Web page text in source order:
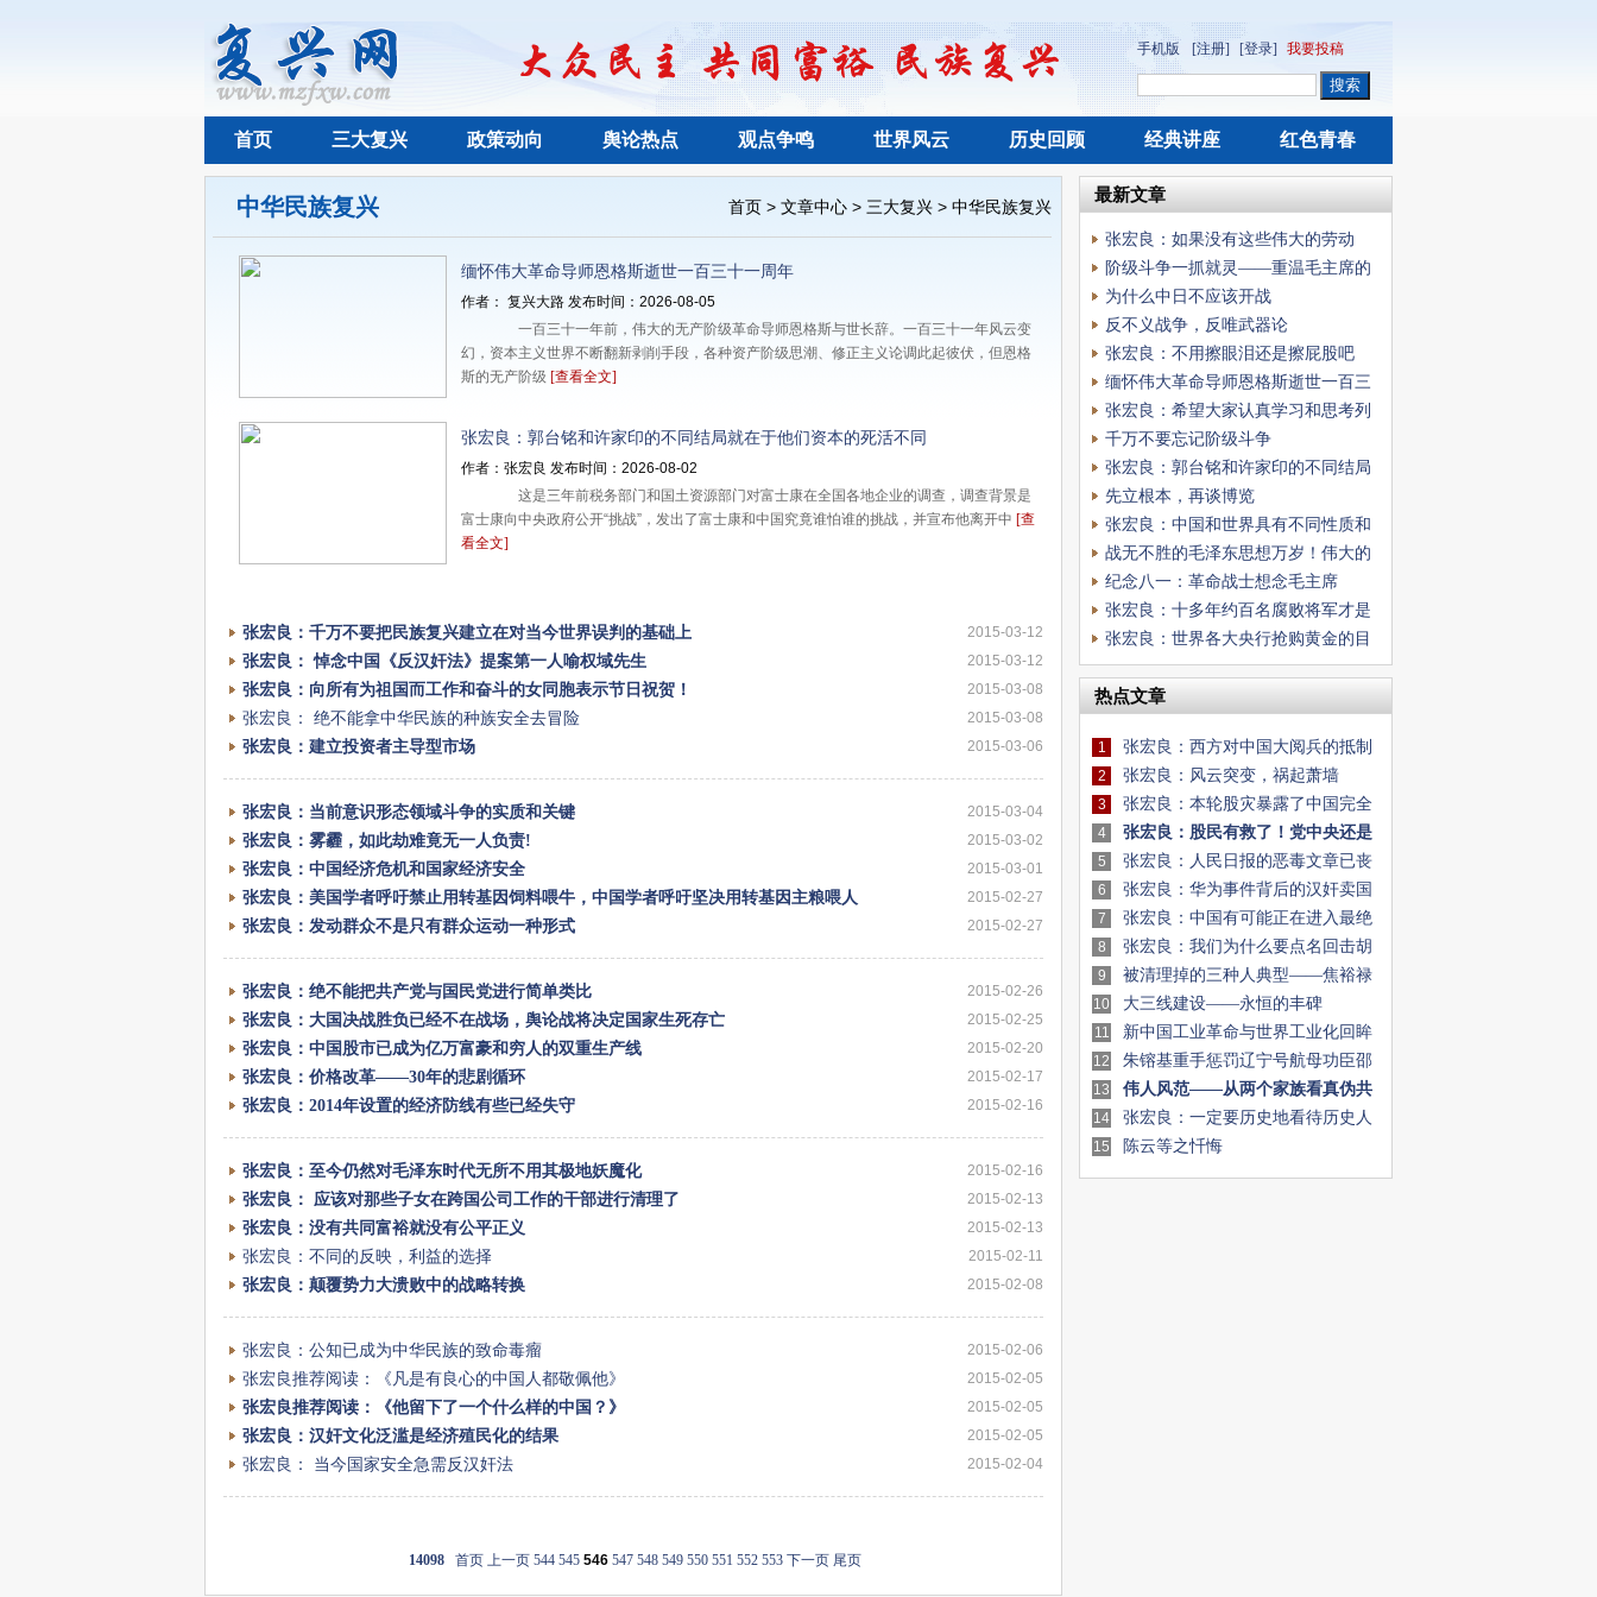
手机版 [注册] [登录] 我要投稿
首页 三大复兴 政策动向 舆论热点 观点争鸣 世界风云 历史回顾 经典讲座 红色青春
中华民族复兴 首页 > 文章中心 > 三大复兴 > 中华民族复兴
缅怀伟大革命导师恩格斯逝世一百三十一周年
作者： 复兴大路 发布时间：2026-08-05
一百三十一年前，伟大的无产阶级革命导师恩格斯与世长辞。一百三十一年风云变
幻，资本主义世界不断翻新剥削手段，各种资产阶级思潮、修正主义论调此起彼伏，但恩格
斯的无产阶级 [查看全文]
张宏良：郭台铭和许家印的不同结局就在于他们资本的死活不同
作者：张宏良 发布时间：2026-08-02
这是三年前税务部门和国土资源部门对富士康在全国各地企业的调查，调查背景是
富士康向中央政府公开“挑战”，发出了富士康和中国究竟谁怕谁的挑战，并宣布他离开中 [查
看全文]
2015-03-12
张宏良：千万不要把民族复兴建立在对当今世界误判的基础上
2015-03-12
张宏良： 悼念中国《反汉奸法》提案第一人喻权域先生
2015-03-08
张宏良：向所有为祖国而工作和奋斗的女同胞表示节日祝贺！
2015-03-08
张宏良： 绝不能拿中华民族的种族安全去冒险
2015-03-06
张宏良：建立投资者主导型市场
2015-03-04
张宏良：当前意识形态领域斗争的实质和关键
2015-03-02
张宏良：雾霾，如此劫难竟无一人负责!
2015-03-01
张宏良：中国经济危机和国家经济安全
2015-02-27
张宏良：美国学者呼吁禁止用转基因饲料喂牛，中国学者呼吁坚决用转基因主粮喂人
2015-02-27
张宏良：发动群众不是只有群众运动一种形式
2015-02-26
张宏良：绝不能把共产党与国民党进行简单类比
2015-02-25
张宏良：大国决战胜负已经不在战场，舆论战将决定国家生死存亡
2015-02-20
张宏良：中国股市已成为亿万富豪和穷人的双重生产线
2015-02-17
张宏良：价格改革——30年的悲剧循环
2015-02-16
张宏良：2014年设置的经济防线有些已经失守
2015-02-16
张宏良：至今仍然对毛泽东时代无所不用其极地妖魔化
2015-02-13
张宏良： 应该对那些子女在跨国公司工作的干部进行清理了
2015-02-13
张宏良：没有共同富裕就没有公平正义
2015-02-11
张宏良：不同的反映，利益的选择
2015-02-08
张宏良：颠覆势力大溃败中的战略转换
2015-02-06
张宏良：公知已成为中华民族的致命毒瘤
2015-02-05
张宏良推荐阅读：《凡是有良心的中国人都敬佩他》
2015-02-05
张宏良推荐阅读：《他留下了一个什么样的中国？》
2015-02-05
张宏良：汉奸文化泛滥是经济殖民化的结果
2015-02-04
张宏良： 当今国家安全急需反汉奸法
14098 首页 上一页 544 545 546 547 548 549 550 551 552 553 下一页 尾页
最新文章
张宏良：如果没有这些伟大的劳动
者，中国早已不是人
阶级斗争一抓就灵——重温毛主席的
伟大思想
为什么中日不应该开战
反不义战争，反唯武器论
张宏良：不用擦眼泪还是擦屁股吧
缅怀伟大革命导师恩格斯逝世一百三
十一周年
张宏良：希望大家认真学习和思考列
宁对当时俄国“
千万不要忘记阶级斗争
张宏良：郭台铭和许家印的不同结局
就在于他们资本
先立根本，再谈博览
张宏良：中国和世界具有不同性质和
发展方向的两种
战无不胜的毛泽东思想万岁！伟大的
中国人民解放军
纪念八一：革命战士想念毛主席
张宏良：十多年约百名腐败将军才是
中日战争的心头
张宏良：世界各大央行抢购黄金的目
的是把货币变成
热点文章
1 张宏良：西方对中国大阅兵的抵制
该让中国人清
2 张宏良：风云突变，祸起萧墙
3 张宏良：本轮股灾暴露了中国完全
是待宰羔羊
4 张宏良：股民有救了！党中央还是
清醒的！
5 张宏良：人民日报的恶毒文章已丧
尽天良
6 张宏良：华为事件背后的汉奸卖国
势力
7 张宏良：中国有可能正在进入最绝
望也是最有希
8 张宏良：我们为什么要点名回击胡
锡进
9 被清理掉的三种人典型——焦裕禄
的亲密战友
10 大三线建设——永恒的丰碑
11 新中国工业革命与世界工业化回眸
（十二）
12 朱镕基重手惩罚辽宁号航母功臣邵
淳
13 伟人风范——从两个家族看真伪共
产党
14 张宏良：一定要历史地看待历史人
物
15 陈云等之忏悔